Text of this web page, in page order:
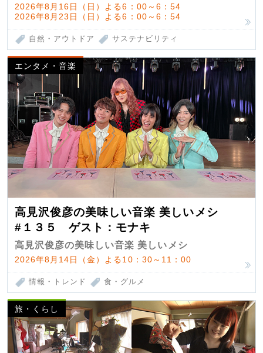
2026年8月16日（日）よる6：00～6：54
2026年8月23日（日）よる6：00～6：54
自然・アウトドア サステナビリティ
エンタメ・音楽
高見沢俊彦の美味しい音楽 美しいメシ
#１３５ ゲスト：モナキ
高見沢俊彦の美味しい音楽 美しいメシ
2026年8月14日（金）よる10：30～11：00
情報・トレンド 食・グルメ
旅・くらし